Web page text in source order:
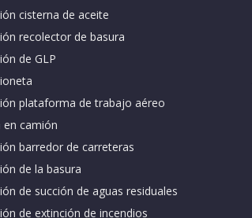
cisterna de aceite
recolector de basura
de GLP
plataforma de trabajo aéreo
en camión
barredor de carreteras
de la basura
de succión de aguas residuales
de extinción de incendios